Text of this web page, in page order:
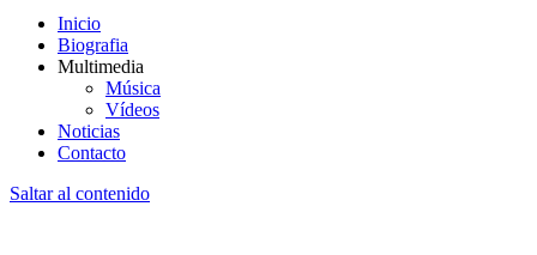
Inicio
Biografia
Multimedia
Música
Vídeos
Noticias
Contacto
Saltar al contenido